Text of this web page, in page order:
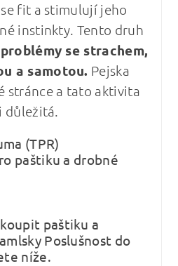
fit a stimulují jeho
instinkty. Tento druh
se strachem,
a samotou. Pejska
stránce a tato aktivita
důležitá.
(TPR)
paštiku a drobné
paštiku a
Poslušnost do
níže.